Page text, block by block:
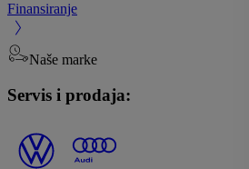
Finansiranje
Naše marke
Servis i prodaja: